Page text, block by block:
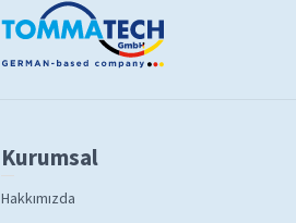
Kurumsal
Hakkımızda